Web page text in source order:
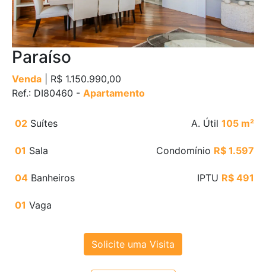
Paraíso
Venda | R$ 1.150.990,00
Ref.: DI80460 - Apartamento
02 Suítes
01 Sala
04 Banheiros
01 Vaga
A. Útil 105 m²
Condomínio R$ 1.597
IPTU R$ 491
Solicite uma Visita